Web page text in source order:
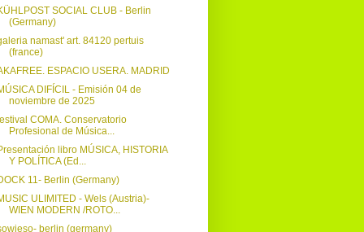
SOCIAL CLUB - Berlin
(Germany)
namast' art. 84120 pertuis
(france)
ESPACIO USERA. MADRID
DIFÍCIL - Emisión 04 de
noviembre de 2025
COMA. Conservatorio
Profesional de Música...
libro MÚSICA, HISTORIA
Y POLÍTICA (Ed...
11- Berlin (Germany)
ULIMITED - Wels (Austria)-
WIEN MODERN /ROTO...
berlin (germany)